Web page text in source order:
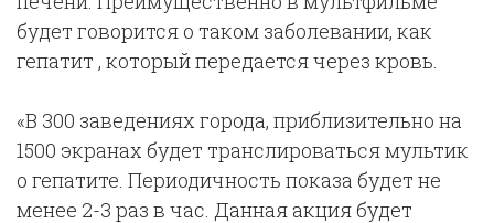
будет говорится о таком заболевании, как
гепатит , который передается через кровь.
«В 300 заведениях города, приблизительно на
1500 экранах будет транслироваться мультик
о гепатите. Периодичность показа будет не
менее 2-3 раз в час. Данная акция будет